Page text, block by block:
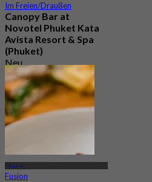
Im Freien/Draußen
Canopy Bar at
Novotel Phuket Kata
Avista Resort & Spa
(Phuket)
Neu
4.9
Aus฿ 2,250
Phuket
Fusion